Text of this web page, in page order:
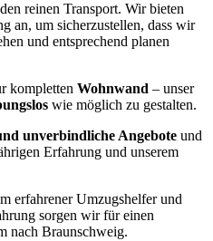
reinen Transport. Wir bieten
an, um sicherzustellen, dass wir
und entsprechend planen
kompletten Wohnwand – unser
wie möglich zu gestalten.
unverbindliche Angebote und
Erfahrung und unserem
erfahrener Umzugshelfer und
sorgen wir für einen
nach Braunschweig.